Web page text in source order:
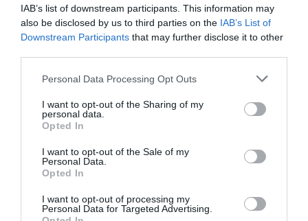
IAB’s list of downstream participants. This information may
also be disclosed by us to third parties on the IAB’s List of
Downstream Participants that may further disclose it to other
Please note that this website/app uses one or more Google
not limited to your visit or usage behaviour. You may click to
grant or deny consent to Google and its third-party tags to
use your data for below specified purposes in below Google
consent section.
Personal Data Processing Opt Outs
I want to opt-out of the Sharing of my
personal data.
Opted In
I want to opt-out of the Sale of my
Personal Data.
Opted In
I want to opt-out of processing my
Personal Data for Targeted Advertising.
καλοκαίρι είναι η πιο
επικίνδυνη εποχή για τα